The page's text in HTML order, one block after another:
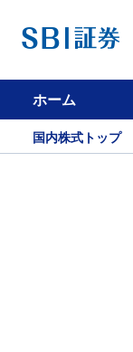
ホーム
国内株式トップ